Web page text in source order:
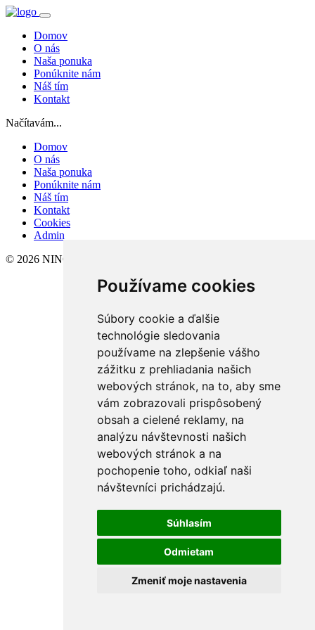
Používame cookies
Súbory cookie a ďalšie
technológie sledovania
používame na zlepšenie vášho
zážitku z prehliadania našich
webových stránok, na to, aby sme
vám zobrazovali prispôsobený
obsah a cielené reklamy, na
analýzu návštevnosti našich
webových stránok a na
pochopenie toho, odkiaľ naši
návštevníci prichádzajú.
Súhlasím
Odmietam
Zmeniť moje nastavenia
Domov
O nás
Naša ponuka
Ponúknite nám
Náš tím
Kontakt
Načítavám...
Domov
O nás
Naša ponuka
Ponúknite nám
Náš tím
Kontakt
Cookies
Admin
© 2026 NINO-REAL, s.r.o.